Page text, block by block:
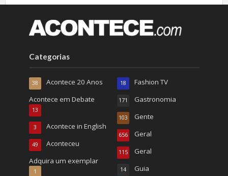
Categorias
Acontece 20 Anos
38
Acontece em Debate
13
Acontece in English
3
Aconteceu
49
Adquira um exemplar
1
Fashion TV
18
Gastronomia
171
Gente
103
Geral
656
Geral
115
Guia
14